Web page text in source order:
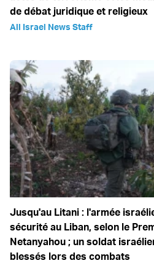
de débat juridique et religieux
All Israel News Staff
Jusqu'au Litani : l'armée
sécurité au Liban, selon le
Netanyahou ; un soldat
blessés lors des combats